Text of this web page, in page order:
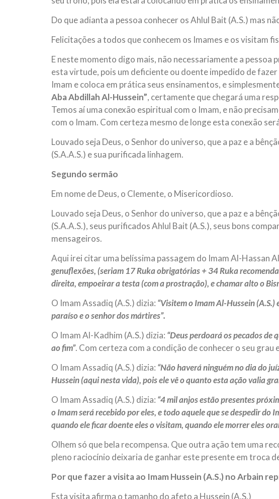
Do que adianta a pessoa conhecer os Ahlul Bait (A.S.) mas
Felicitações a todos que conhecem os Imames e os visitam
E neste momento digo mais, não necessariamente a
esta virtude, pois um deficiente ou doente impedido de
Imam e coloca em prática seus ensinamentos, e
Aba Abdillah Al-Hussein”, certamente que chegará uma
Temos aí uma conexão espiritual com o Imam, e não
com o Imam. Com certeza mesmo de longe esta conexão
Louvado seja Deus, o Senhor do universo, que a paz e a
(S.A.A.S.) e sua purificada linhagem.
Segundo sermão
Em nome de Deus, o Clemente, o Misericordioso.
Louvado seja Deus, o Senhor do universo, que a paz e a
(S.A.A.S.), seus purificados Ahlul Bait (A.S.), seus bons
mensageiros.
Aqui irei citar uma belíssima passagem do Imam Al-Hassan
genuflexões, (seriam 17 Ruka obrigatórias + 34 Ruka
direita, empoeirar a testa (com a prostração), e chamar alto o
O Imam Assadiq (A.S.) dizia: “Visitem o Imam Al-Hussein (A.S.)
paraíso e o senhor dos mártires”.
O Imam Al-Kadhim (A.S.) dizia: “Deus perdoará os pecados de
ao fim”. Com certeza com a condição de conhecer o seu grau
O Imam Assadiq (A.S.) dizia: “Não haverá ninguém no dia do
Hussein (aqui nesta vida), pois ele vê o quanto esta ação valia
O Imam Assadiq (A.S.) dizia: “4 mil anjos estão presentes
o Imam será recebido por eles, e todo aquele que se despedir do
quando ele ficar doente eles o visitam, quando ele morrer eles
Olhem só que bela recompensa. Que outra ação tem uma
pleno raciocínio deixaria de ganhar este presente em troca
Por que fazer a visita ao Imam Hussein (A.S.) no Arbain
Esta visita afirma o tamanho do afeto a Hussein (A.S.)